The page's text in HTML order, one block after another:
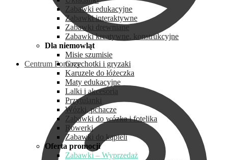
Centrum Pomocy
Zabawki edukacyjne
Zabawki interaktywne
Zabawki drewniane
Zabawki kreatywne, konstrukcyjne
Dla niemowląt
Misie szumisie
Grzechotki i gryzaki
Karuzele do łóżeczka
Maty edukacyjne
Lalki i akcesoria
Przytulanki
Wózki, pchacze
Zabawki do wózka i fotelika
Rowerki
Zabawki do kąpieli
Oferta promocji
Zabawki – Wyprzedaż